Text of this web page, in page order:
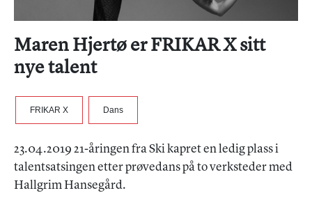
Maren Hjertø er FRIKAR X sitt
nye talent
FRIKAR X Dans
23.04.2019 21-åringen fra Ski kapret en ledig plass i
talentsatsingen etter prøvedans på to verksteder med
Hallgrim Hansegård.